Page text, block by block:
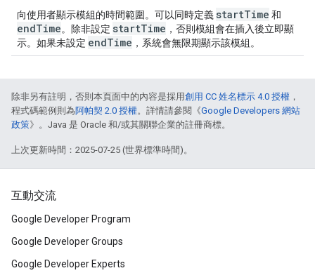
向使用者顯示模組的時間範圍。可以同時定義 startTime 和
endTime。除非設定 startTime ，否則模組會在插入後立即顯
示。如果未設定 endTime ，系統會無限期顯示該模組。
除非另有註明，否則本頁面中的內容是採用創用 CC 姓名標示 4.0 授權 ，
程式碼範例則為阿帕契 2.0 授權。詳情請參閱《Google Developers 網站
政策》。Java 是 Oracle 和/或其關聯企業的註冊商標。
上次更新時間：2025-07-25 (世界標準時間)。
互動交流
Google Developer Program
Google Developer Groups
Google Developer Experts